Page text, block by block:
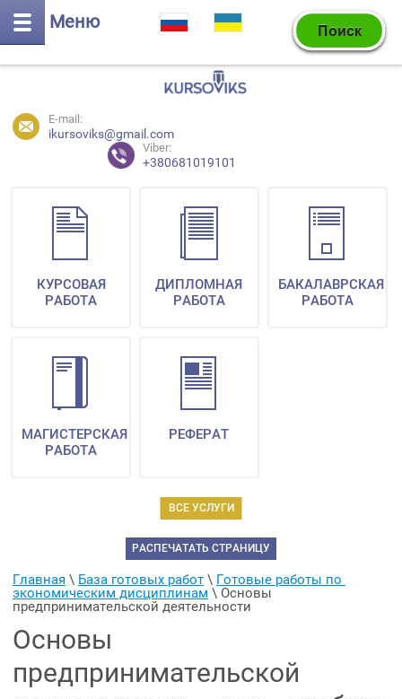
Меню
E-mail:
ikursoviks@gmail.com
Viber:
+380681019101
ВСЕ УСЛУГИ
КУРСОВАЯ
РАБОТА
ДИПЛОМНАЯ
РАБОТА
БАКАЛАВРСКАЯ
РАБОТА
МАГИСТЕРСКАЯ
РАБОТА
РЕФЕРАТ
РАСПЕЧАТАТЬ СТРАНИЦУ
Главная \ База готовых работ \ Готовые работы по
экономическим дисциплинам \ Основы
предпринимательской деятельности
Основы
предпринимательской